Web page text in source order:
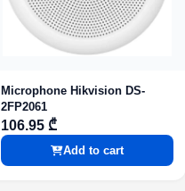
Microphone Hikvision DS-
2FP2061
106.95 ₾
Add to cart